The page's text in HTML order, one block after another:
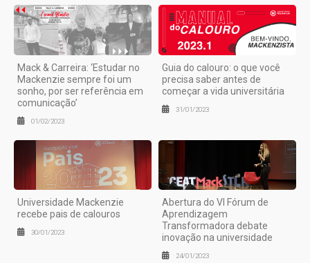
Mack & Carreira: ‘Estudar no
Mackenzie sempre foi um
sonho, por ser referência em
comunicação’
01/02/2023
Guia do calouro: o que você
precisa saber antes de
começar a vida universitária
31/01/2023
Universidade Mackenzie
recebe pais de calouros
30/01/2023
Abertura do VI Fórum de
Aprendizagem
Transformadora debate
inovação na universidade
24/01/2023